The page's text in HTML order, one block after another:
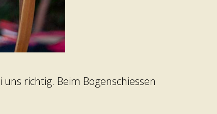
richtig. Beim Bogenschiessen